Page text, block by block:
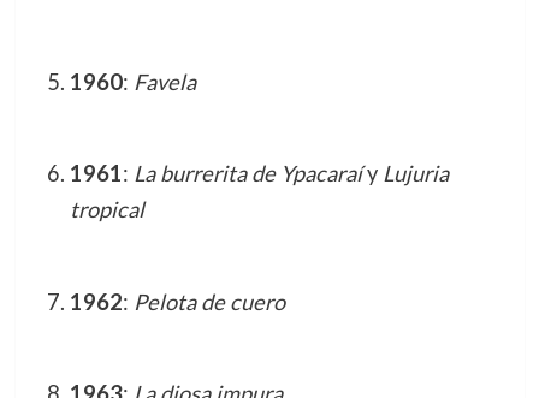
1960: Favela
1961: La burrerita de Ypacaraíy Lujuria
tropical
1962: Pelota de cuero